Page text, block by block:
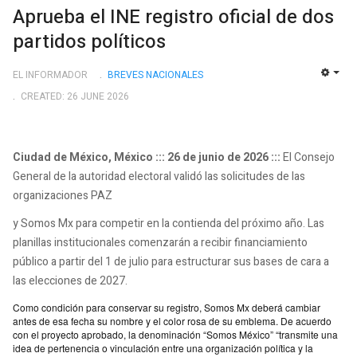
Aprueba el INE registro oficial de dos
partidos políticos
EL INFORMADOR
BREVES NACIONALES
CREATED: 26 JUNE 2026
Ciudad de México, México ::: 26 de junio de 2026 :::El Consejo
General de la autoridad electoral validó las solicitudes de las
organizaciones PAZ
y Somos Mx para competir en la contienda del próximo año. Las
planillas institucionales comenzarán a recibir financiamiento
público a partir del 1 de julio para estructurar sus bases de cara a
las elecciones de 2027.
Como condición para conservar su registro, Somos Mx deberá cambiar
antes de esa fecha su nombre y el color rosa de su emblema. De acuerdo
con el proyecto aprobado, la denominación “Somos México” “transmite una
idea de pertenencia o vinculación entre una organización política y la